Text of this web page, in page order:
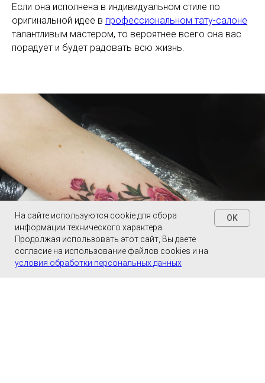
Если она исполнена в индивидуальном стиле по
оригинальной идее в профессиональном тату-салоне
талантливым мастером, то вероятнее всего она вас
порадует и будет радовать всю жизнь.
Консультация онлайн!
На сайте используются cookie для сбора
информации технического характера.
Продолжая использовать этот сайт, Вы даете
согласие на использование файлов cookies и на
условия обработки персональных данных
OK